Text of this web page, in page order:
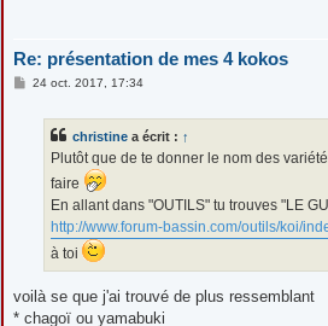
Re: présentation de mes 4 kokos
M24 oct. 2017, 17:34
christine a écrit : ↑
Plutôt que de te donner le nom des
faire
En allant dans "OUTILS" tu trouves "LE
http://www.forum-bassin.com/outils/koi/
à toi
voilà se que j'ai trouvé de plus ressemblant
* chagoï ou yamabuki